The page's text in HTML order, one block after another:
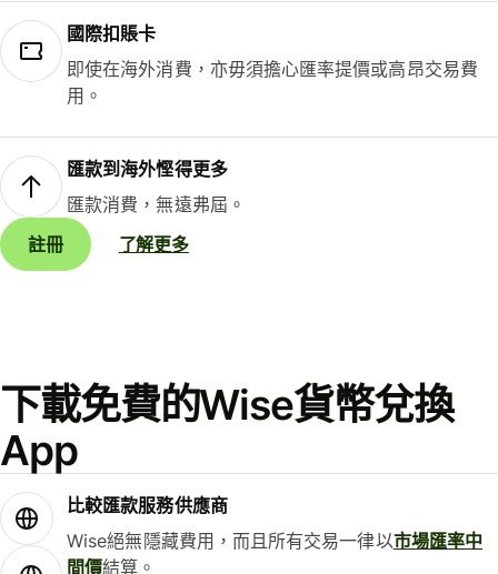
國際扣賬卡
即使在海外消費，亦毋須擔心匯率提價或高昂交易費
用。
匯款到海外慳得更多
匯款消費，無遠弗屆。
註冊
了解更多
下載免費的Wise貨幣兌換
App
比較匯款服務供應商
Wise絕無隱藏費用，而且所有交易一律以市場匯率中
間價結算。